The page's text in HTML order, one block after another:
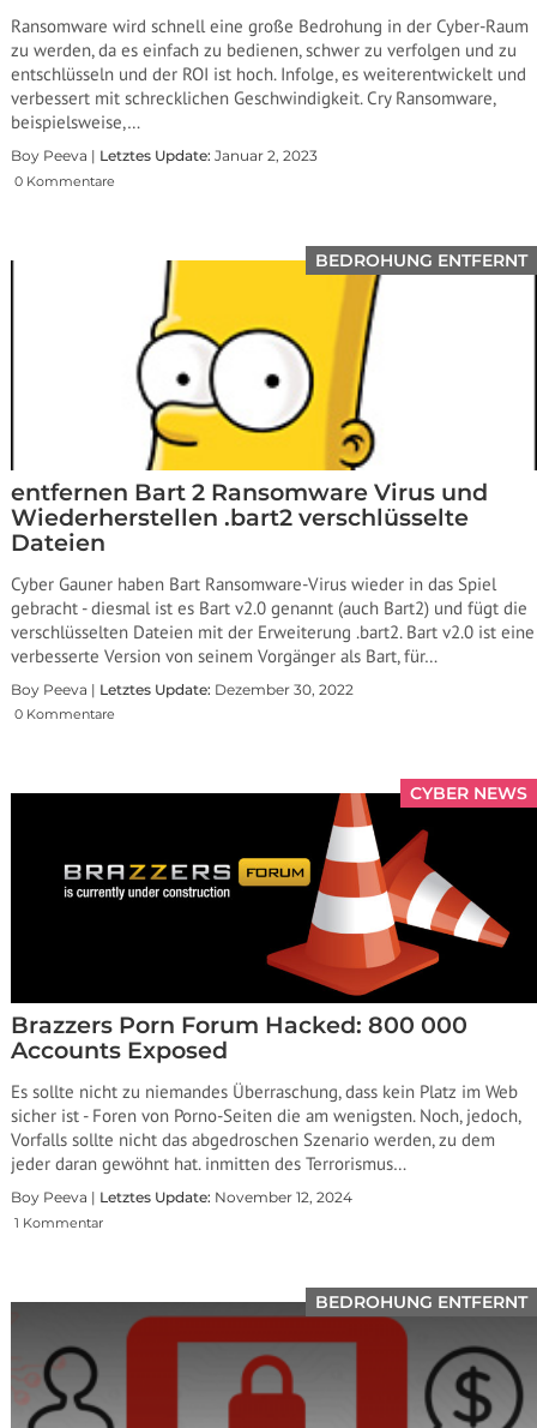
Ransomware wird schnell eine große Bedrohung in der Cyber-Raum
zu werden, da es einfach zu bedienen, schwer zu verfolgen und zu
entschlüsseln und der ROI ist hoch. Infolge, es weiterentwickelt und
verbessert mit schrecklichen Geschwindigkeit. Cry Ransomware,
beispielsweise,…
Boy Peeva | Letztes Update: Januar 2, 2023
0 Kommentare
BEDROHUNG ENTFERNT
entfernen Bart 2 Ransomware Virus und
Wiederherstellen .bart2 verschlüsselte
Dateien
Cyber ​​Gauner haben Bart Ransomware-Virus wieder in das Spiel
gebracht - diesmal ist es Bart v2.0 genannt (auch Bart2) und fügt die
verschlüsselten Dateien mit der Erweiterung .bart2. Bart v2.0 ist eine
verbesserte Version von seinem Vorgänger als Bart, für…
Boy Peeva | Letztes Update: Dezember 30, 2022
0 Kommentare
CYBER NEWS
Brazzers Porn Forum Hacked: 800 000
Accounts Exposed
Es sollte nicht zu niemandes Überraschung, dass kein Platz im Web
sicher ist - Foren von Porno-Seiten die am wenigsten. Noch, jedoch,
Vorfalls sollte nicht das abgedroschen Szenario werden, zu dem
jeder daran gewöhnt hat. inmitten des Terrorismus…
Boy Peeva | Letztes Update: November 12, 2024
1 Kommentar
BEDROHUNG ENTFERNT